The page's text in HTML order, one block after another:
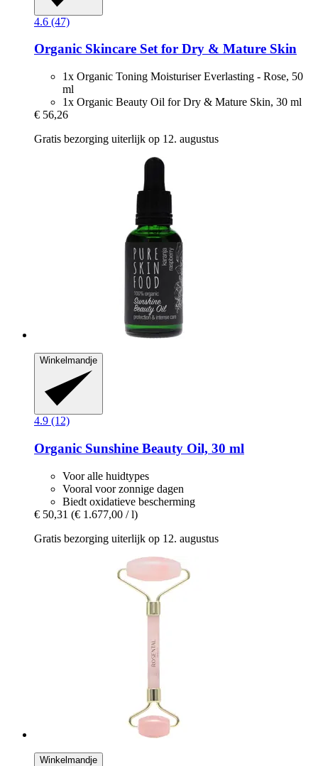
4.6 (47)
Organic Skincare Set for Dry & Mature Skin
1x Organic Toning Moisturiser Everlasting - Rose, 50
ml
1x Organic Beauty Oil for Dry & Mature Skin, 30 ml
€ 56,26
Gratis bezorging uiterlijk op 12. augustus
Winkelmandje
4.9 (12)
Organic Sunshine Beauty Oil, 30 ml
Voor alle huidtypes
Vooral voor zonnige dagen
Biedt oxidatieve bescherming
€ 50,31 (€ 1.677,00 / l)
Gratis bezorging uiterlijk op 12. augustus
Winkelmandje